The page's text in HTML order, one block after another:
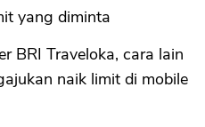
yang diminta
BRI Traveloka, cara lain
naik limit di mobile